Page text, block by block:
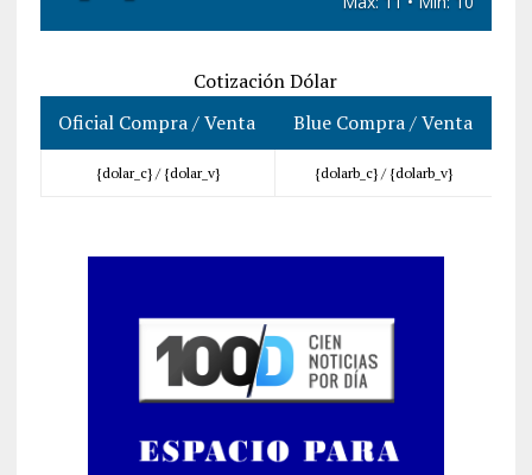
Cotización Dólar
Oficial Compra / Venta
Blue Compra / Venta
{dolar_c} / {dolar_v} {dolarb_c} / {dolarb_v}